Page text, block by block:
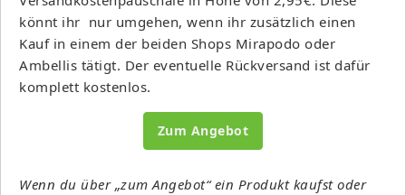
könnt ihr nur umgehen, wenn ihr zusätzlich einen
Kauf in einem der beiden Shops Mirapodo oder
Ambellis tätigt. Der eventuelle Rückversand ist dafür
komplett kostenlos.
Zum Angebot
Wenn du über „zum Angebot“ ein Produkt kaufst oder